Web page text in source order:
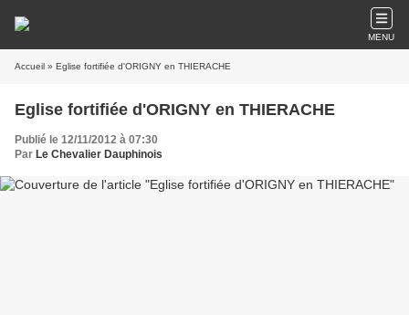
MENU
Accueil » Eglise fortifiée d'ORIGNY en THIERACHE
Eglise fortifiée d'ORIGNY en THIERACHE
Publié le 12/11/2012 à 07:30
Par Le Chevalier Dauphinois